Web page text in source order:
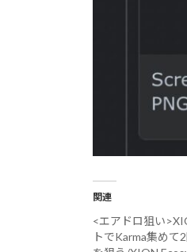
関連
<エアドロ狙い
トでKarma集めて